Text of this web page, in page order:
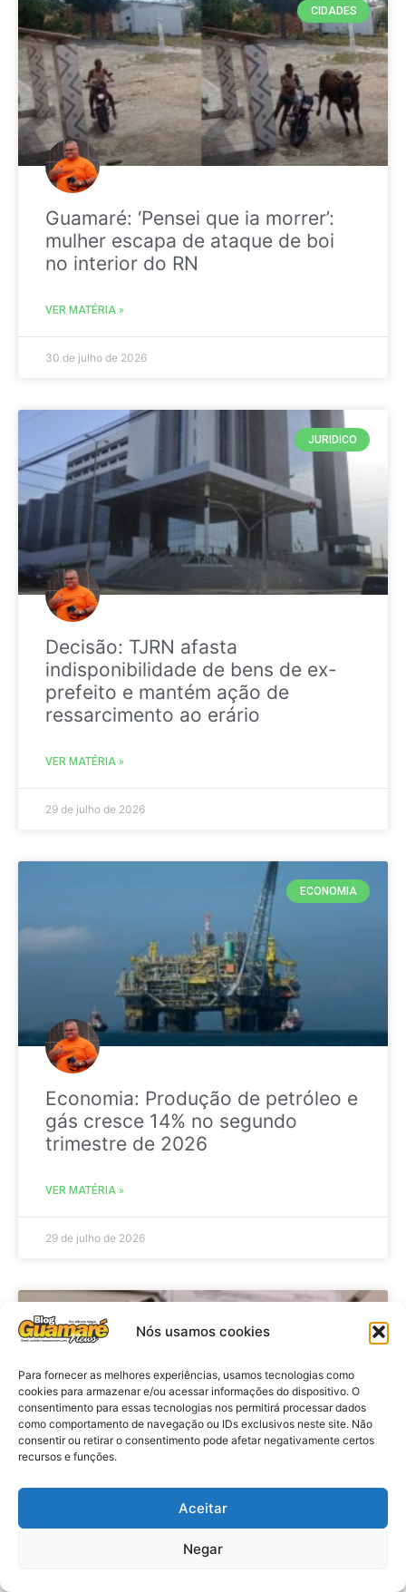
Nós usamos cookies
Para fornecer as melhores experiências, usamos tecnologias como
cookies para armazenar e/ou acessar informações do dispositivo. O
consentimento para essas tecnologias nos permitirá processar dados
como comportamento de navegação ou IDs exclusivos neste site. Não
consentir ou retirar o consentimento pode afetar negativamente certos
recursos e funções.
Aceitar
Negar
CIDADES
Guamaré: ‘Pensei que ia morrer’:
mulher escapa de ataque de boi
no interior do RN
VER MATÉRIA »
30 de julho de 2026
JURIDICO
Decisão: TJRN afasta
indisponibilidade de bens de ex-
prefeito e mantém ação de
ressarcimento ao erário
VER MATÉRIA »
29 de julho de 2026
ECONOMIA
Economia: Produção de petróleo e
gás cresce 14% no segundo
trimestre de 2026
VER MATÉRIA »
29 de julho de 2026
Economia: Prazo de adesão ao
Programa Desenrola 2.0 é